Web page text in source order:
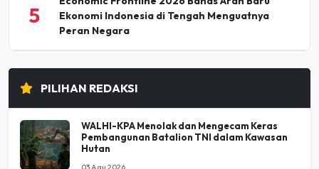
5
Ekonomi Indonesia di Tengah Menguatnya
Peran Negara
PILIHAN REDAKSI
WALHI-KPA Menolak dan Mengecam Keras
Pembangunan Batalion TNI dalam Kawasan
Hutan
03 Agu 2026